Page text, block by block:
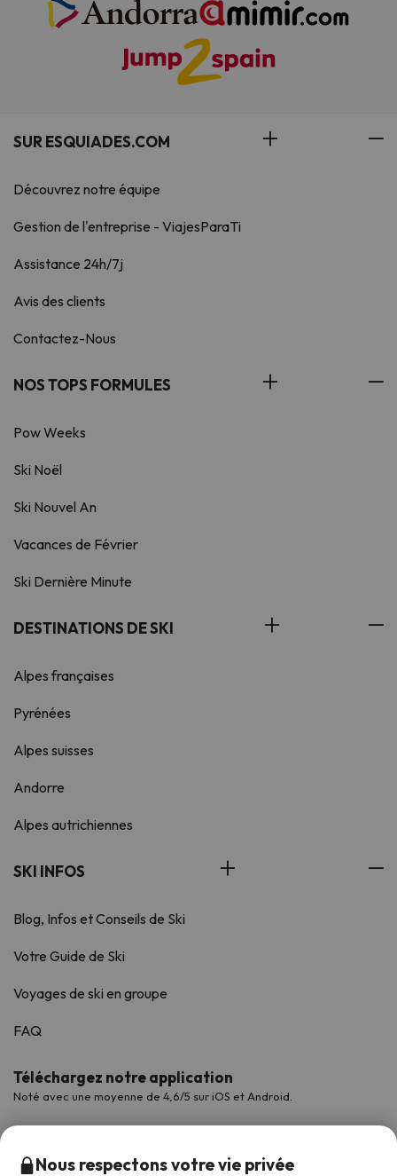
SUR ESQUIADES.COM
Découvrez notre équipe
Gestion de l'entreprise - ViajesParaTi
Assistance 24h/7j
Avis des clients
Contactez-Nous
NOS TOPS FORMULES
Pow Weeks
Ski Noël
Ski Nouvel An
Vacances de Février
Ski Dernière Minute
DESTINATIONS DE SKI
Alpes françaises
Pyrénées
Alpes suisses
Andorre
Alpes autrichiennes
SKI INFOS
Blog, Infos et Conseils de Ski
Votre Guide de Ski
Voyages de ski en groupe
FAQ
Téléchargez notre application
Noté avec une moyenne de 4,6/5 sur iOS et Android.
Nous respectons votre vie privée